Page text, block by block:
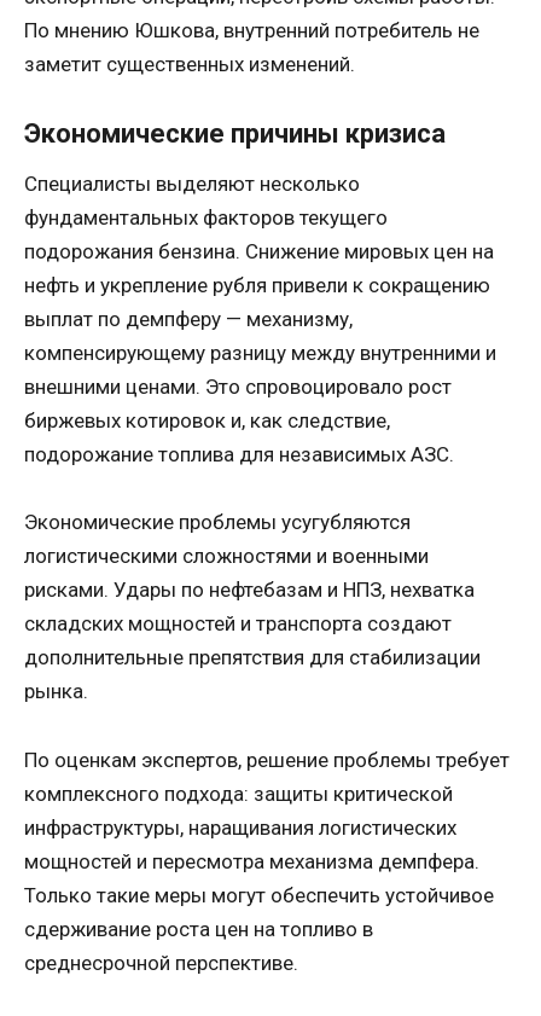
По мнению Юшкова, внутренний потребитель не
заметит существенных изменений.
Экономические причины кризиса
Специалисты выделяют несколько
фундаментальных факторов текущего
подорожания бензина. Снижение мировых цен на
нефть и укрепление рубля привели к сокращению
выплат по демпферу — механизму,
компенсирующему разницу между внутренними и
внешними ценами. Это спровоцировало рост
биржевых котировок и, как следствие,
подорожание топлива для независимых АЗС.
Экономические проблемы усугубляются
логистическими сложностями и военными
рисками. Удары по нефтебазам и НПЗ, нехватка
складских мощностей и транспорта создают
дополнительные препятствия для стабилизации
рынка.
По оценкам экспертов, решение проблемы требует
комплексного подхода: защиты критической
инфраструктуры, наращивания логистических
мощностей и пересмотра механизма демпфера.
Только такие меры могут обеспечить устойчивое
сдерживание роста цен на топливо в
среднесрочной перспективе.